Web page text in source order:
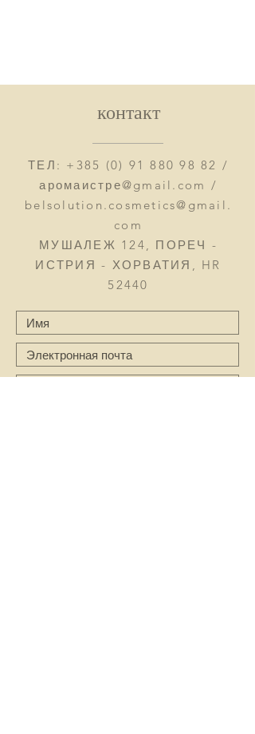
контакт
ТЕЛ: +385 (0) 91 880 98 82 /
аромаистре@gmail.com /
belsolution.cosmetics@gmail.
com
МУШАЛЕЖ 124, ПОРЕЧ -
ИСТРИЯ - ХОРВАТИЯ, HR
52440